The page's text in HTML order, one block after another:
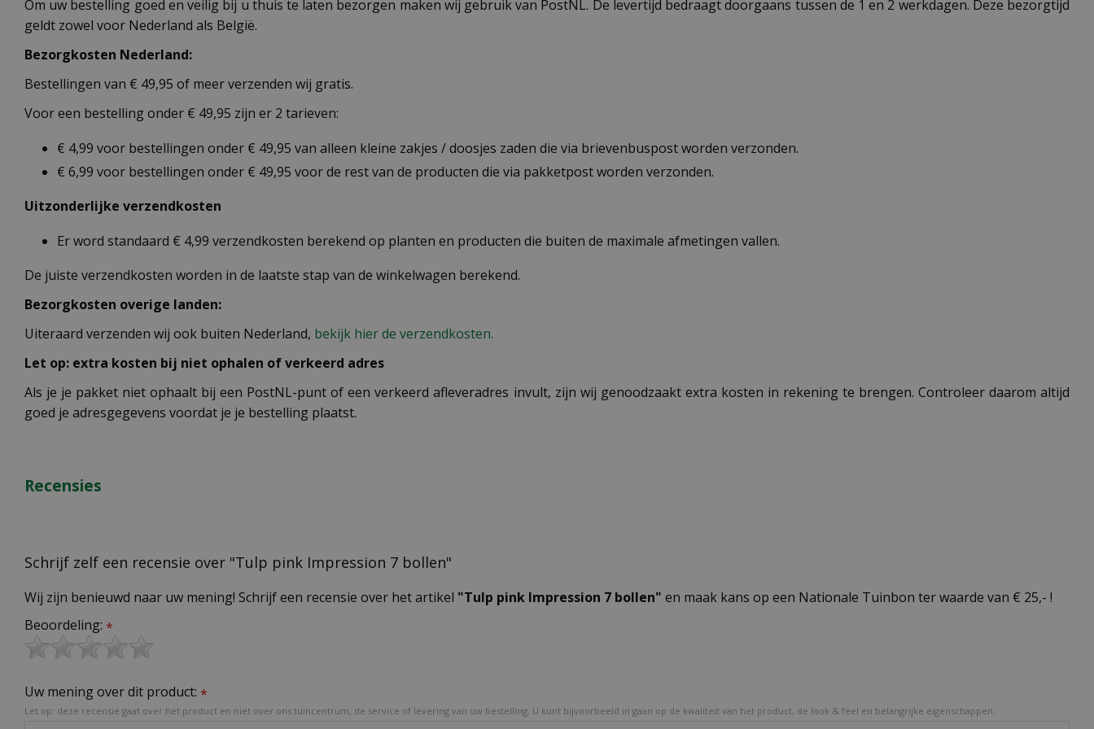
Om uw bestelling goed en veilig bij u thuis te laten bezorgen maken wij gebruik van PostNL. De levertijd bedraagt doorgaans tussen de 1 en 2 werkdagen. Deze bezorgtijd
geldt zowel voor Nederland als België.
Bezorgkosten Nederland:
Bestellingen van € 49,95 of meer verzenden wij gratis.
Voor een bestelling onder € 49,95 zijn er 2 tarieven:
€ 4,99 voor bestellingen onder € 49,95 van alleen kleine zakjes / doosjes zaden die via brievenbuspost worden verzonden.
€ 6,99 voor bestellingen onder € 49,95 voor de rest van de producten die via pakketpost worden verzonden.
Uitzonderlijke verzendkosten
Er word standaard € 4,99 verzendkosten berekend op planten en producten die buiten de maximale afmetingen vallen.
De juiste verzendkosten worden in de laatste stap van de winkelwagen berekend.
Bezorgkosten overige landen:
Uiteraard verzenden wij ook buiten Nederland, bekijk hier de verzendkosten.
Let op: extra kosten bij niet ophalen of verkeerd adres
Als je je pakket niet ophaalt bij een PostNL-punt of een verkeerd afleveradres invult, zijn wij genoodzaakt extra kosten in rekening te brengen. Controleer daarom altijd
goed je adresgegevens voordat je je bestelling plaatst.
Recensies
Schrijf zelf een recensie over "Tulp pink Impression 7 bollen"
Wij zijn benieuwd naar uw mening! Schrijf een recensie over het artikel "Tulp pink Impression 7 bollen" en maak kans op een Nationale Tuinbon ter waarde van € 25,- !
Beoordeling: *
Uw mening over dit product: *
Let op: deze recensie gaat over het product en niet over ons tuincentrum, de service of levering van uw bestelling. U kunt bijvoorbeeld in gaan op de kwaliteit van het product, de look & feel en belangrijke eigenschappen.